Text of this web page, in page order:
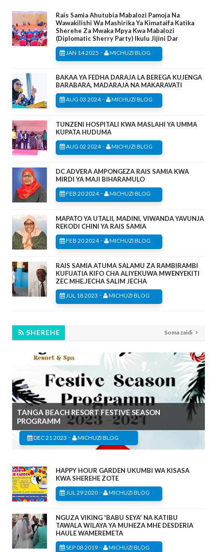
Rais Samia Ahutubia Mabalozi Pamoja Na
Wawakilishi Wa Mashirika Ya Kimataifa Katika
Sherehe Za Mwaka Mpya Kwa Mabalozi
(Diplomatic Sherry Party) Ikulu Jijini Dar
JAN 14 2025 - MICHUZI BLOG
BAKAA YA FEDHA DARAJA LA BEREGA KUJENGA
BARABARA, MADARAJA NA MAKARAVATI
AUG 03 2024- MICHUZI BLOG
TUNZENI HOSPITALI KWA MASLAHI YA UMMA
KUPATA HUDUMA
AUG 02 2024- MICHUZI BLOG
DC ADVERA AMPONGEZA RAIS SAMIA KWA
MIRDI YA MAJI BIHARAMULO
FEB 20 2024- MICHUZI BLOG
MAPATO YA UTALII, MADINI, VIWANDA YAVUNJA
REKODI CHINI YA RAIS SAMIA
FEB 20 2024- MICHUZI BLOG
RAIS SAMIA ATUMA SALAMU ZA RAMBIRAMBI
KUFUATIA KIFO CHA ALIYEKUWA MWENYEKITI
ZEC MHE.JECHA SALIM JECHA
JUL 18 2023 - MICHUZI BLOG
SHEREHE Soma zaidi
TANGA BEACH RESORT FESTIVE SEASON
PROGRAMM
DEC 21 2023 - MICHUZI BLOG
HAPPY HOUR GARDEN UKUMBI WA KISASA
KWA SHEREHE ZOTE
JUL 29 2020 - MICHUZI BLOG
NGUZA VIKING 'BABU SEYA' NA KATIBU
TAWALA WILAYA YA MUHEZA MHE DESDERIA
HAULE WAMEREMETA
SEP 08 2019 - MICHUZI BLOG